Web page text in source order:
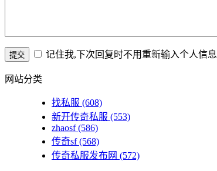
记住我,下次回复时不用重新输入个人信息
网站分类
找私服 (608)
新开传奇私服 (553)
zhaosf(586)
传奇sf(568)
传奇私服发布网 (572)